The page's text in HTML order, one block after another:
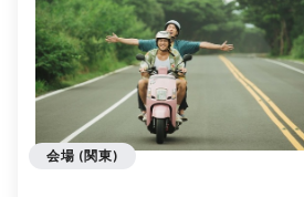
会場 (関東)